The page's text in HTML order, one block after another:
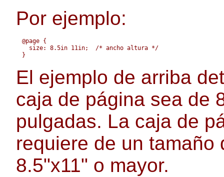
Por ejemplo:
@page {
  size: 8.5in 11in;  /* ancho altura */
El ejemplo de arriba
caja de página sea de
pulgadas. La caja de
requiere de un
8.5"x11" o mayor.